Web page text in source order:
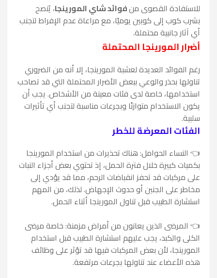
للاستفادة القصوى منفوائد شاي المورينجا، يُنصح
بشرب كوب إلى كوبين يوميًا، مع مراعاة عدم الإفراط لتجنب
أي آثار جانبية محتملة.
أضرار المورينجا المحتملة
رغم الفوائد العديدة لعشبة المورينجا، إلا أنه من الضروري
تناولها بحذر والوعي ببعض الأضرار المحتملة التي قد تصاحب
استخدامها، خاصة لدى فئات معينة من الأشخاص. يجب أن
يكون الاستخدام متوازنًا وبجرعات مناسبة لتجنب أي تأثيرات
سلبية.
الفئات المعرضة للخطر
👈 النساء الحوامل: هناك تحذيرات من استخدام المورينجا
بكميات كبيرة خلال فترة الحمل، إذ تحتوي بعض أجزاء النبات
على مركبات قد تحفز انقباضات الرحم، مما قد يؤدي إلى
مخاطر على الجنين أو حدوث الإجهاض. لذلك، من المهم
استشارة الطبيب قبل تناول المورينجا أثناء الحمل.
👈 المرضى الذين يعانون من أمراض مزمنة: خاصة مرضى
الكلى والكبد، يجب عليهم استشارة الطبيب قبل استخدام
المورينجا، لأن بعض المركبات فيها قد تؤثر على وظائف
هذه الأعضاء عند تناولها بجرعات مرتفعة.